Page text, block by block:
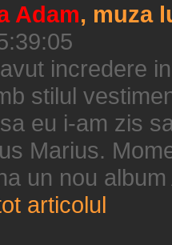
Adam, muza
incredere
stilul
eu i-am zis
Marius.
un nou
articolul